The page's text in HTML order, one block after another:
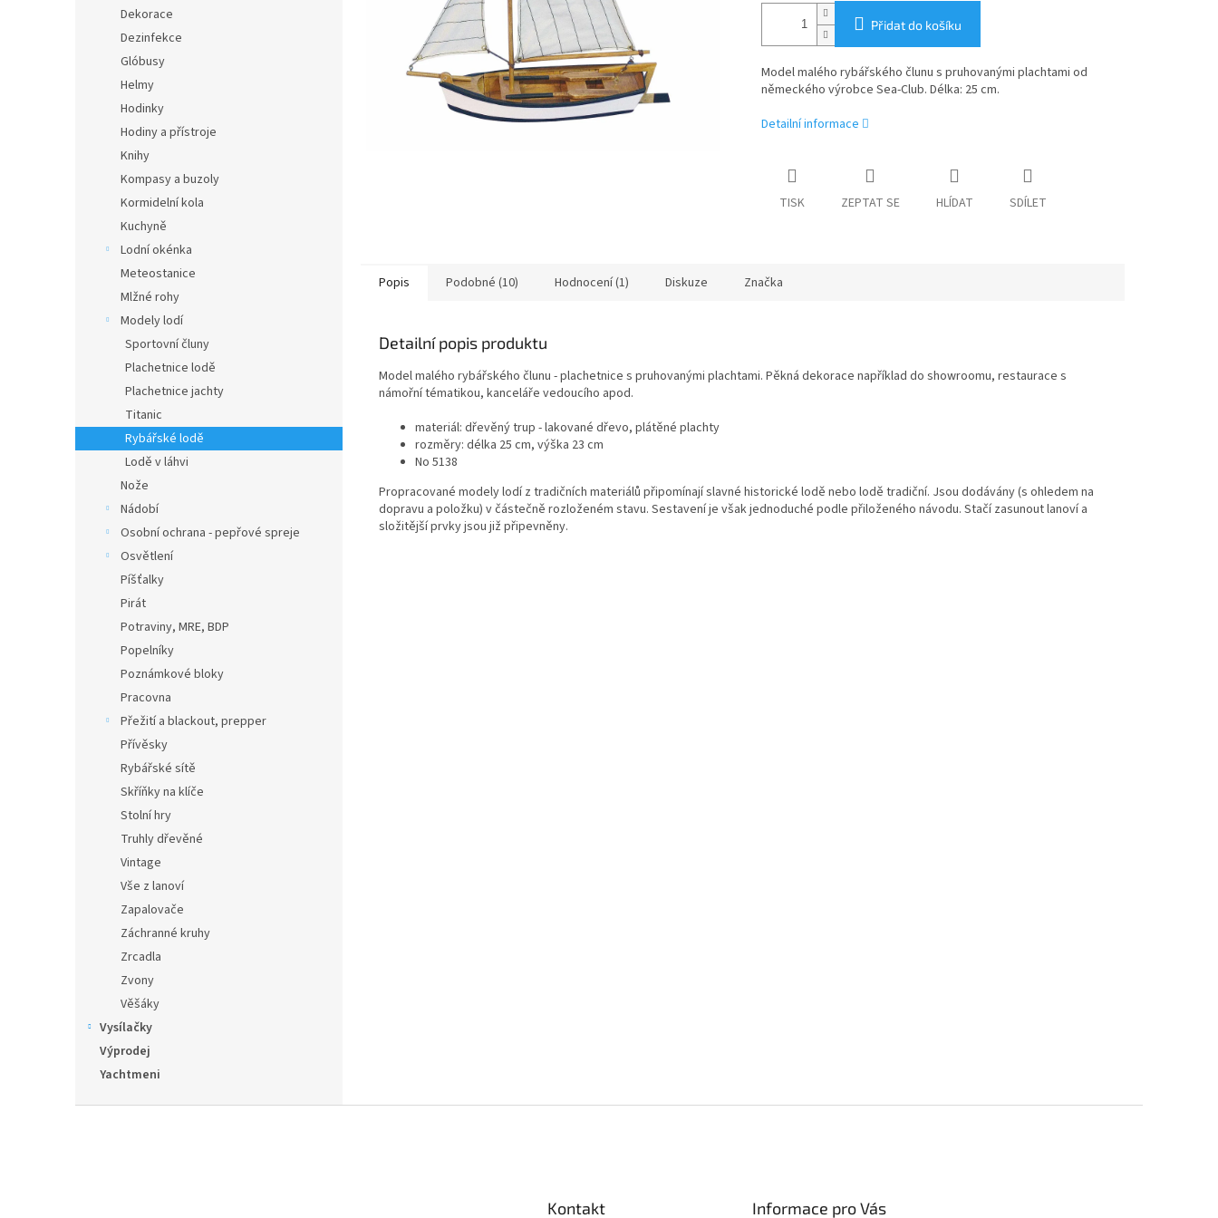
Dekorace
Dezinfekce
Glóbusy
Helmy
Hodinky
Hodiny a přístroje
Knihy
Kompasy a buzoly
Kormidelní kola
Kuchyně
Lodní okénka
Meteostanice
Mlžné rohy
Modely lodí
Sportovní čluny
Plachetnice lodě
Plachetnice jachty
Titanic
Rybářské lodě
Lodě v láhvi
Nože
Nádobí
Osobní ochrana - pepřové spreje
Osvětlení
Píšťalky
Pirát
Potraviny, MRE, BDP
Popelníky
Poznámkové bloky
Pracovna
Přežití a blackout, prepper
Přívěsky
Rybářské sítě
Skříňky na klíče
Stolní hry
Truhly dřevěné
Vintage
Vše z lanoví
Zapalovače
Záchranné kruhy
Zrcadla
Zvony
Věšáky
Vysílačky
Výprodej
Yachtmeni
Přidat do košíku
Model malého rybářského člunu s pruhovanými plachtami od
německého výrobce Sea-Club. Délka: 25 cm.
Detailní informace
TISK ZEPTAT SE HLÍDAT SDÍLET
Popis Podobné (10) Hodnocení (1) Diskuze Značka
Detailní popis produktu
Model malého rybářského člunu - plachetnice s pruhovanými plachtami. Pěkná dekorace například do showroomu, restaurace s
námořní tématikou, kanceláře vedoucího apod.
materiál: dřevěný trup - lakované dřevo, plátěné plachty
rozměry: délka 25 cm, výška 23 cm
No 5138
Propracované modely lodí z tradičních materiálů připomínají slavné historické lodě nebo lodě tradiční. Jsou dodávány (s ohledem na
dopravu a položku) v částečně rozloženém stavu. Sestavení je však jednoduché podle přiloženého návodu. Stačí zasunout lanoví a
složitější prvky jsou již připevněny.
Kontakt Informace pro Vás